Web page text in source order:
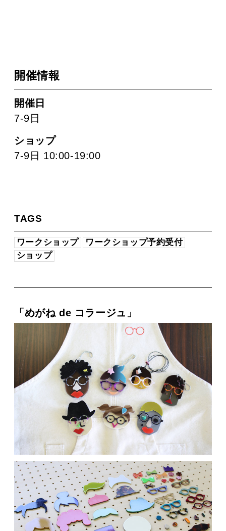
開催情報
開催日
7-9日
ショップ
7-9日 10:00-19:00
TAGS
ワークショップ
ワークショップ予約受付
ショップ
「めがね de コラージュ」